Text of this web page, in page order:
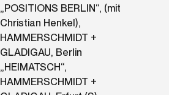
„POSITIONS BERLIN“, (mit
Christian Henkel),
HAMMERSCHMIDT +
GLADIGAU, Berlin
„HEIMATSCH“,
HAMMERSCHMIDT +